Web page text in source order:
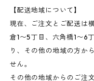
【配送地域について】
現在、ご注文とご配送は
倉1〜5丁目、六角橋1〜6
り、その他の地域の方か
せん。
その他の地域からのご注